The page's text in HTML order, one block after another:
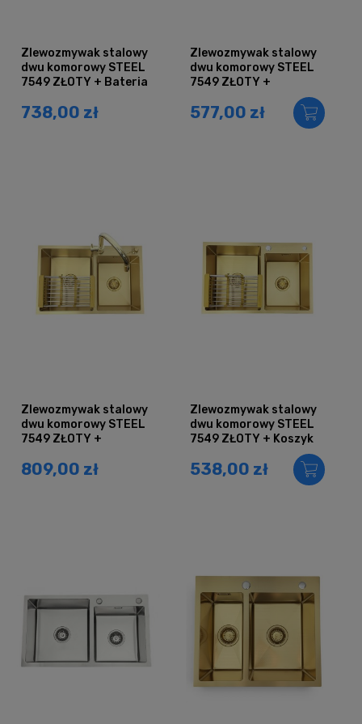
Zlewozmywak stalowy
dwu komorowy STEEL
7549 ZŁOTY + Bateria
738,00 zł
Zlewozmywak stalowy
dwu komorowy STEEL
7549 ZŁOTY +
577,00 zł
Zlewozmywak stalowy
dwu komorowy STEEL
7549 ZŁOTY +
Bateria AFINO
809,00 zł
Zlewozmywak stalowy
dwu komorowy STEEL
7549 ZŁOTY + Koszyk
538,00 zł